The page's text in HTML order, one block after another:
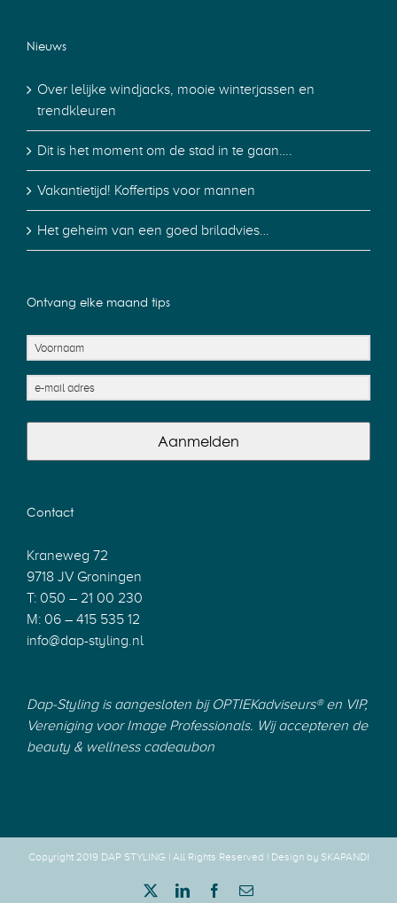
Nieuws
Over lelijke windjacks, mooie winterjassen en
trendkleuren
Dit is het moment om de stad in te gaan….
Vakantietijd! Koffertips voor mannen
Het geheim van een goed briladvies…
Ontvang elke maand tips
Aanmelden
Contact
Kraneweg 72
9718 JV Groningen
T: 050 – 21 00 230
M: 06 – 415 535 12
info@dap-styling.nl
Dap-Styling is aangesloten bij OPTIEKadviseurs®en VIP,
Vereniging voor Image Professionals. Wij accepteren de
beauty & wellness cadeaubon
Copyright 2019 DAP STYLING | All Rights Reserved | Design by SKAPANDI
TwitterLinkedInFacebook
E-